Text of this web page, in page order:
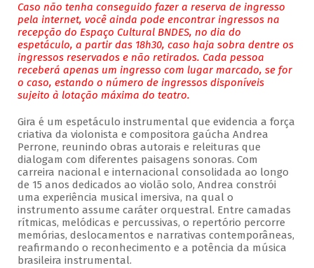
Caso não tenha conseguido fazer a reserva de ingresso
pela internet, você ainda pode encontrar ingressos na
recepção do Espaço Cultural BNDES, no dia do
espetáculo, a partir das 18h30, caso haja sobra dentre os
ingressos reservados e não retirados. Cada pessoa
receberá apenas um ingresso com lugar marcado, se for
o caso, estando o número de ingressos disponíveis
sujeito à lotação máxima do teatro.
Gira é um espetáculo instrumental que evidencia a força
criativa da violonista e compositora gaúcha Andrea
Perrone, reunindo obras autorais e releituras que
dialogam com diferentes paisagens sonoras. Com
carreira nacional e internacional consolidada ao longo
de 15 anos dedicados ao violão solo, Andrea constrói
uma experiência musical imersiva, na qual o
instrumento assume caráter orquestral. Entre camadas
rítmicas, melódicas e percussivas, o repertório percorre
memórias, deslocamentos e narrativas contemporâneas,
reafirmando o reconhecimento e a potência da música
brasileira instrumental.